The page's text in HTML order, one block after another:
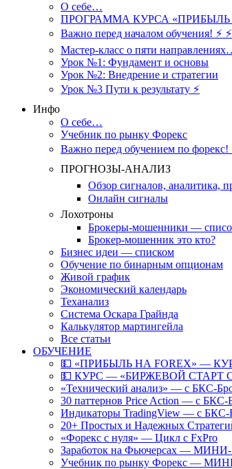
О себе…
ПРОГРАММА КУРСА «ПРИБЫЛЬ
Важно перед началом обучения! ⚡ ⚡
Мастер-класс о пяти
Урок №1: Фундамент и основы
Урок №2: Внедрение и стратегии
Урок №3 Пути к результату ⚡️
Инфо
О себе…
Учебник по рынку Форекс
Важно перед обучением по форекс!
ПРОГНОЗЫ-АНАЛИЗ
Обзор сигналов, аналитика,
Онлайн сигналы
Лохотроны
Брокеры-мошенники —
Брокер-мошенник это кто?
Бизнес идеи — списком
Обучение по бинарным опционам
Живой график
Экономический календарь
Теханализ
Система Оскара Грайнда
Калькулятор мартингейла
Все статьи
ОБУЧЕНИЕ
💵 «ПРИБЫЛЬ НА FOREX» —
💵 КУРС — «БИРЖЕВОЙ СТАРТ
«Технический анализ» — с БКС-
30 паттернов Price Action — с БКС-
Индикаторы TradingView — с БКС-
20+ Простых и Надежных
«Форекс с нуля» — Цикл с FxPro
Заработок на Фьючерсах —
Учебник по рынку Форекс —